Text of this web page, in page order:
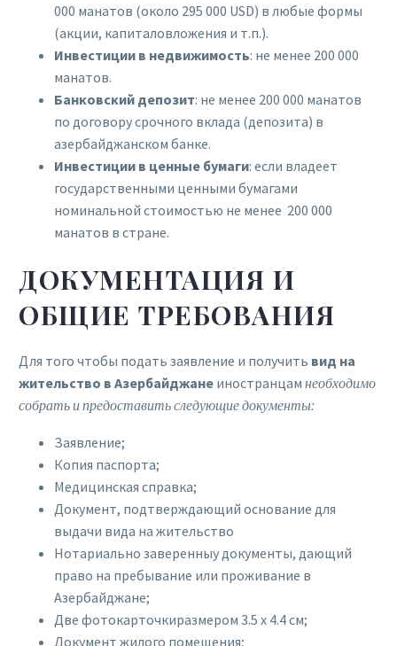
000 манатов (около 295 000 USD) в любые формы
(акции, капиталовложения и т.п.).
Инвестиции в недвижимость: не менее 200 000
манатов.
Банковский депозит: не менее 200 000 манатов
по договору срочного вклада (депозита) в
азербайджанском банке.
Инвестиции в ценные бумаги: если владеет
государственными ценными бумагами
номинальной стоимостью не менее 200 000
манатов в стране.
ДОКУМЕНТАЦИЯ И
ОБЩИЕ ТРЕБОВАНИЯ
Для того чтобы подать заявление и получить вид на
жительство в Азербайджане иностранцам необходимо
собратьипредоставитьследующиедокументы:
Заявление;
Копия паспорта;
Медицинская справка;
Документ, подтверждающий основание для
выдачи вида на жительство
Нотариально заверенныy документы, дающий
право на пребывание или проживание в
Азербайджане;
Две фотокарточкиразмером 3.5 х 4.4 см;
Документ жилого помещения;